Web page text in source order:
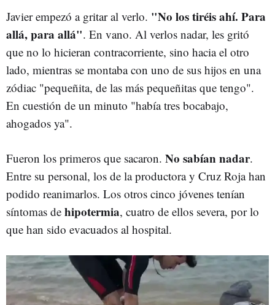
Javier empezó a gritar al verlo. "No los tiréis ahí. Para
allá, para allá". En vano. Al verlos nadar, les gritó
que no lo hicieran contracorriente, sino hacia el otro
lado, mientras se montaba con uno de sus hijos en una
zódiac "pequeñita, de las más pequeñitas que tengo".
En cuestión de un minuto "había tres bocabajo,
ahogados ya".
Fueron los primeros que sacaron. No sabían nadar.
Entre su personal, los de la productora y Cruz Roja han
podido reanimarlos. Los otros cinco jóvenes tenían
síntomas de hipotermia, cuatro de ellos severa, por lo
que han sido evacuados al hospital.